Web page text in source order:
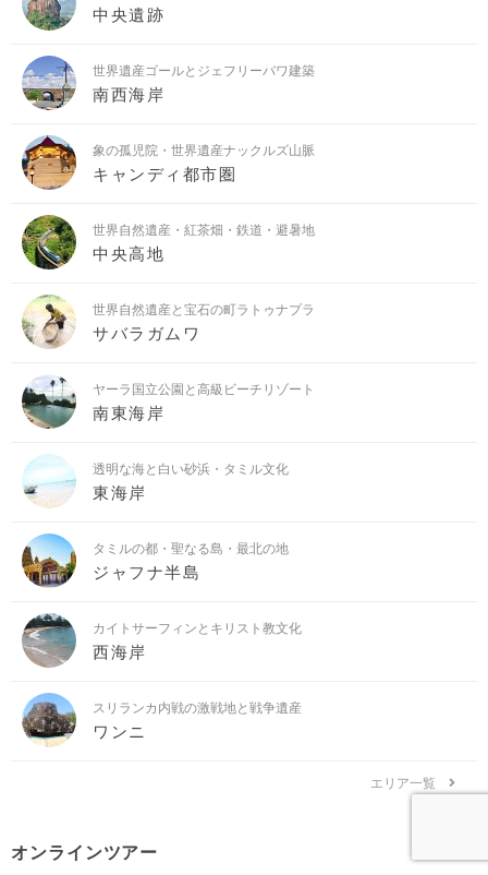
中央遺跡
世界遺産ゴールとジェフリーバワ建築
南西海岸
象の孤児院・世界遺産ナックルズ山脈
キャンディ都市圏
世界自然遺産・紅茶畑・鉄道・避暑地
中央高地
世界自然遺産と宝石の町ラトゥナプラ
サバラガムワ
ヤーラ国立公園と高級ビーチリゾート
南東海岸
透明な海と白い砂浜・タミル文化
東海岸
タミルの都・聖なる島・最北の地
ジャフナ半島
カイトサーフィンとキリスト教文化
西海岸
スリランカ内戦の激戦地と戦争遺産
ワンニ
エリア一覧
オンラインツアー